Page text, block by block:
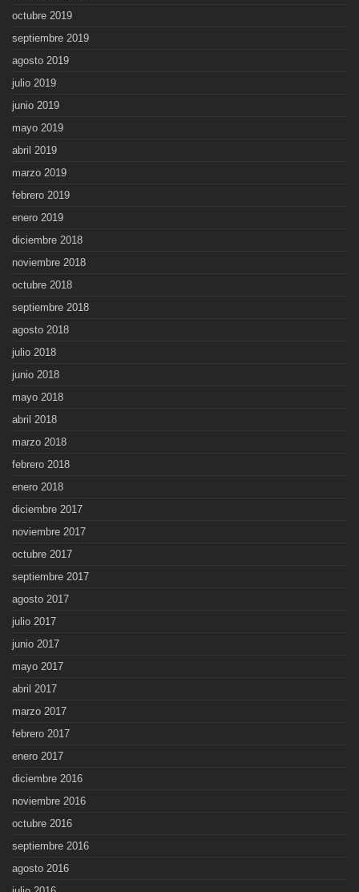
octubre 2019
septiembre 2019
agosto 2019
julio 2019
junio 2019
mayo 2019
abril 2019
marzo 2019
febrero 2019
enero 2019
diciembre 2018
noviembre 2018
octubre 2018
septiembre 2018
agosto 2018
julio 2018
junio 2018
mayo 2018
abril 2018
marzo 2018
febrero 2018
enero 2018
diciembre 2017
noviembre 2017
octubre 2017
septiembre 2017
agosto 2017
julio 2017
junio 2017
mayo 2017
abril 2017
marzo 2017
febrero 2017
enero 2017
diciembre 2016
noviembre 2016
octubre 2016
septiembre 2016
agosto 2016